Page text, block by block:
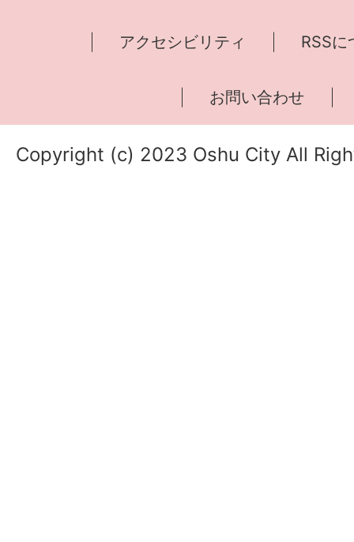
アクセシビリティ RSSに
お問い合わせ
Copyright (c) 2023 Oshu City All